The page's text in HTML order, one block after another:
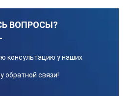
ВОПРОСЫ?
консультацию у наших
обратной связи!